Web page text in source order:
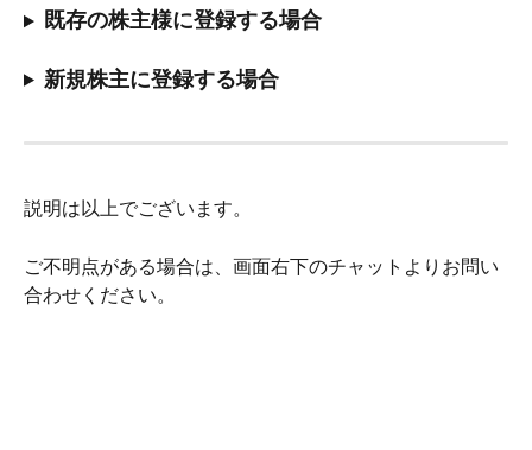
既存の株主様に登録する場合
新規株主に登録する場合
説明は以上でございます。
ご不明点がある場合は、画面右下のチャットよりお問い
合わせください。